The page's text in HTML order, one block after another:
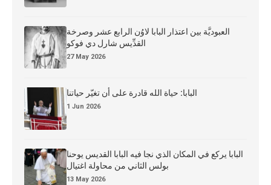
العبوديَّة بين اعتذار البابا لاوُن الرابع عشر وصرخة
القدِّيس شارل دي فوكو
27 May 2026
البابا: حياة الله قادرة على أن تغيّر حياتنا
1 Jun 2026
البابا يركع في المكان الذي نجا فيه البابا القديس يوحنا
بولس الثاني من محاولة اغتيال
13 May 2026